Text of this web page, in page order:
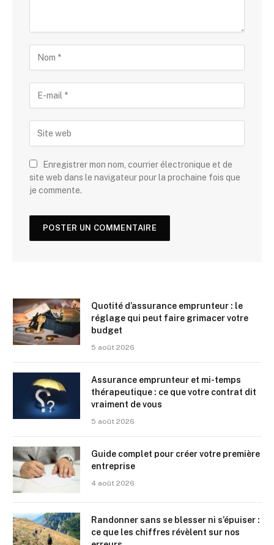
Enregistrer mon nom, courrier électronique et de
site web dans le navigateur pour la prochaine fois que
je commente.
Quotité d’assurance emprunteur : le
réglage qui peut faire grimacer votre
budget
5 août 2026
Assurance emprunteur et mi-temps
thérapeutique : ce que votre contrat dit
vraiment de vous
5 août 2026
Guide complet pour créer votre première
entreprise
4 août 2026
Randonner sans se blesser ni s’épuiser :
ce que les chiffres révèlent sur nos